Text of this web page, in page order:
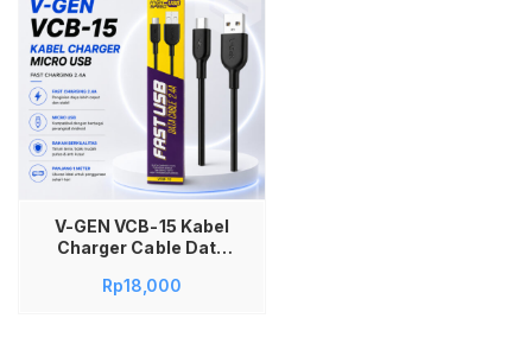
V-GEN VCB-15 Kabel
Charger Cable Data
Meter VGEN V-GEN
Rp18,000